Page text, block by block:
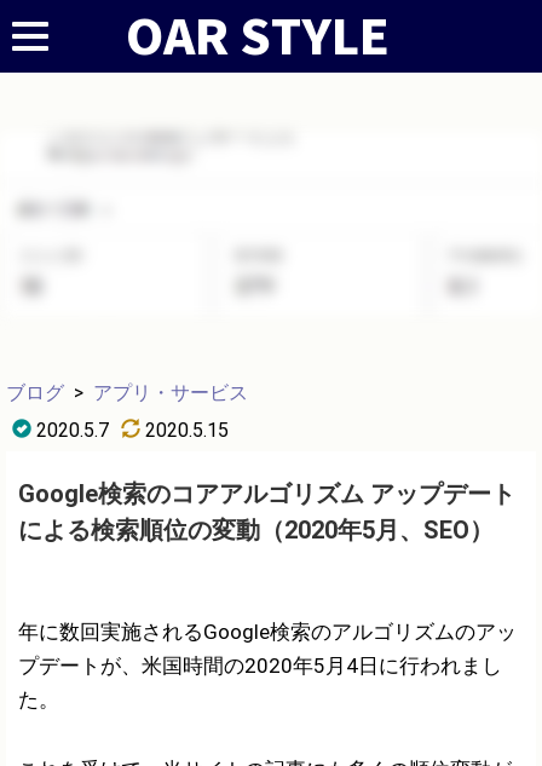
ブログ > アプリ・サービス
2020.5.7
2020.5.15
Google検索のコアアルゴリズム アップデート
による検索順位の変動（2020年5月、SEO）
年に数回実施されるGoogle検索のアルゴリズムのアッ
プデートが、米国時間の2020年5月4日に行われまし
た。